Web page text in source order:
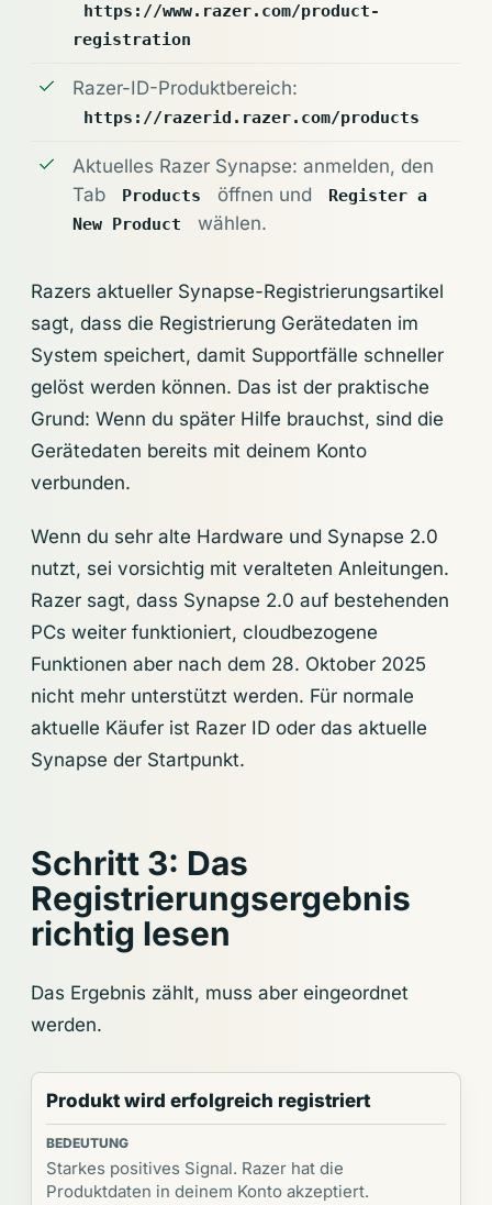
https://www.razer.com/product-
registration
Razer-ID-Produktbereich:
https://razerid.razer.com/products
Aktuelles Razer Synapse: anmelden, den
Tab
Products öffnen und
Register a
New Product
wählen.
Razers aktueller Synapse-Registrierungsartikel
sagt, dass die Registrierung Gerätedaten im
System speichert, damit Supportfälle schneller
gelöst werden können. Das ist der praktische
Grund: Wenn du später Hilfe brauchst, sind die
Gerätedaten bereits mit deinem Konto
verbunden.
Wenn du sehr alte Hardware und Synapse 2.0
nutzt, sei vorsichtig mit veralteten Anleitungen.
Razer sagt, dass Synapse 2.0 auf bestehenden
PCs weiter funktioniert, cloudbezogene
Funktionen aber nach dem 28. Oktober 2025
nicht mehr unterstützt werden. Für normale
aktuelle Käufer ist Razer ID oder das aktuelle
Synapse der Startpunkt.
Schritt 3: Das
Registrierungsergebnis
richtig lesen
Das Ergebnis zählt, muss aber eingeordnet
werden.
Produkt wird erfolgreich registriert
Starkes positives Signal. Razer hat die
Produktdaten in deinem Konto akzeptiert.